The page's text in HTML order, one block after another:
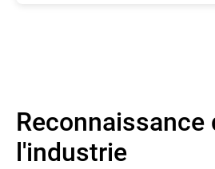
Reconnaissance
l'industrie